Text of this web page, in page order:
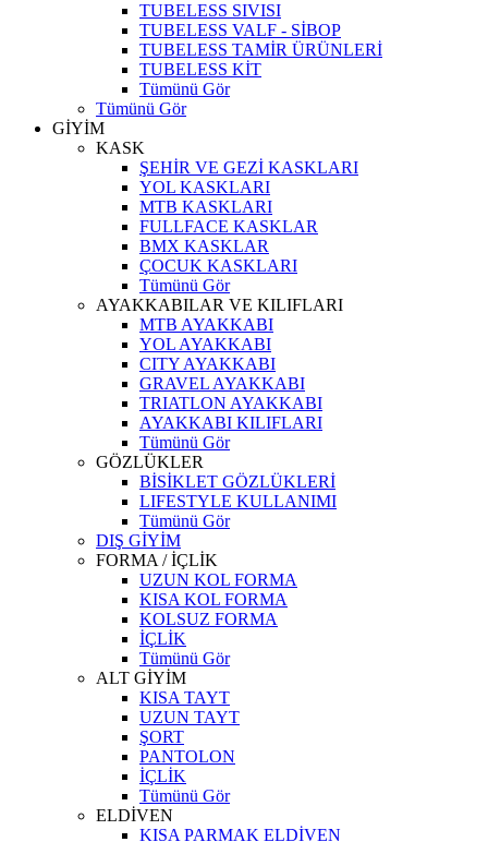
TUBELESS SIVISI
TUBELESS VALF - SİBOP
TUBELESS TAMİR ÜRÜNLERİ
TUBELESS KİT
Tümünü Gör
Tümünü Gör
GİYİM
KASK
ŞEHİR VE GEZİ KASKLARI
YOL KASKLARI
MTB KASKLARI
FULLFACE KASKLAR
BMX KASKLAR
ÇOCUK KASKLARI
Tümünü Gör
AYAKKABILAR VE KILIFLARI
MTB AYAKKABI
YOL AYAKKABI
CITY AYAKKABI
GRAVEL AYAKKABI
TRIATLON AYAKKABI
AYAKKABI KILIFLARI
Tümünü Gör
GÖZLÜKLER
BİSİKLET GÖZLÜKLERİ
LIFESTYLE KULLANIMI
Tümünü Gör
DIŞ GİYİM
FORMA / İÇLİK
UZUN KOL FORMA
KISA KOL FORMA
KOLSUZ FORMA
İÇLİK
Tümünü Gör
ALT GİYİM
KISA TAYT
UZUN TAYT
ŞORT
PANTOLON
İÇLİK
Tümünü Gör
ELDİVEN
KISA PARMAK ELDİVEN